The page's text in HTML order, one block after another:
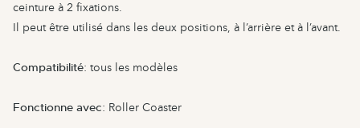
ceinture à 2 fixations.
Il peut être utilisé dans les deux positions, à l’arrière et à l’avant.
Compatibilité: tous les modèles
Fonctionne avec: Roller Coaster